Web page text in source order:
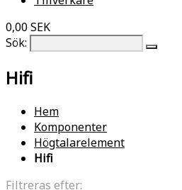
0,00 SEK
Sök:
Hifi
Hem
Komponenter
Högtalarelement
Hifi
Filtreras efter: